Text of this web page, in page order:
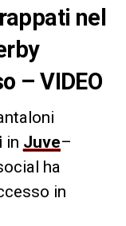
nel
– VIDEO
in Juve–
ha
in